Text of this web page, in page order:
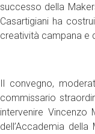
successo della
Casartigiani ha
creatività campana e
Il convegno,
commissario
intervenire Vincenzo
dell’Accademia